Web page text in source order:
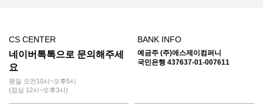
CS CENTER
네이버톡톡으로 문의해주세
요
평일 오전10시~오후5시
(점심 12시~오후3시)
BANK INFO
예금주 (주)에스제이컴퍼니
국민은행 437637-01-007611